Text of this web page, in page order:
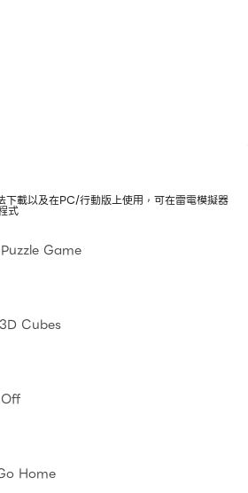
載以及在PC/行動版上使用，可在雷電模擬器
式
Game
Cubes
Home